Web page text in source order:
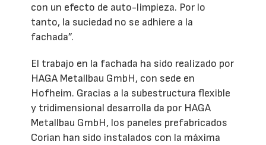
con un efecto de auto-limpieza. Por lo
tanto, la suciedad no se adhiere a la
fachada”.
El trabajo en la fachada ha sido realizado por
HAGA Metallbau GmbH, con sede en
Hofheim. Gracias a la subestructura flexible
y tridimensional desarrolla da por HAGA
Metallbau GmbH, los paneles prefabricados
Corian han sido instalados con la máxima